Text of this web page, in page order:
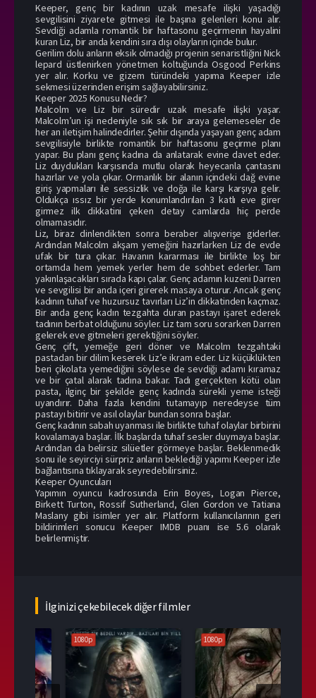
Keeper, genç bir kadının uzak mesafe ilişki yaşadığı
sevgilisini ziyarete gitmesi ile başına gelenleri konu alır.
Sevdiği adamla romantik bir haftasonu geçirmenin hayalini
kuran Liz, bir anda kendini sıra dışı olayların içinde bulur.
Gerilim dolu anların eksik olmadığı projenin senaristliğini Nick
lepard üstlenirken yönetmen koltuğunda Osgood Perkins
yer alır. Korku ve gizem türündeki yapıma Keeper izle
sekmesi üzerinden erişim sağlayabilirsiniz.
Keeper 2025 Konusu Nedir?
Malcolm ve Liz bir süredir uzak mesafe ilişki yaşar.
Malcolm’un işi nedeniyle sık sık bir araya gelemeseler de
her an iletişim halindedirler. Şehir dışında yaşayan genç adam
sevgilisiyle birlikte romantik bir haftasonu geçirme planı
yapar. Bu planı genç kadına da anlatarak evine davet eder.
Liz duydukları karşısında mutlu olarak heyecanla çantasını
hazırlar ve yola çıkar. Ormanlık bir alanın içindeki dağ evine
giriş yapmaları ile sessizlik ve doğa ile karşı karşıya gelir.
Oldukça ıssız bir yerde konumlandırılan 3 katlı eve girer
girmez ilk dikkatini çeken detay camlarda hiç perde
olmamasıdır.
Liz, biraz dinlendikten sonra beraber alışverişe giderler.
Ardından Malcolm akşam yemeğini hazırlarken Liz de evde
ufak bir tura çıkar. Havanın kararması ile birlikte loş bir
ortamda hem yemek yerler hem de sohbet ederler. Tam
yakınlaşacakları sırada kapı çalar. Genç adamın kuzeni Darren
ve sevgilisi bir anda içeri girerek masaya oturur. Ancak genç
kadının tuhaf ve huzursuz tavırları Liz’in dikkatinden kaçmaz.
Bir anda genç kadın tezgahta duran pastayı işaret ederek
tadının berbat olduğunu söyler. Liz tam soru sorarken Darren
gelerek eve gitmeleri gerektiğini söyler.
Genç çift, yemeğe geri döner ve Malcolm tezgahtaki
pastadan bir dilim keserek Liz’e ikram eder. Liz küçüklükten
beri çikolata yemediğini söylese de sevdiği adamı kıramaz
ve bir çatal alarak tadına bakar. Tadı gerçekten kötü olan
pasta, ilginç bir şekilde genç kadında sürekli yeme isteği
uyandırır. Daha fazla kendini tutamayıp neredeyse tüm
pastayı bitirir ve asıl olaylar bundan sonra başlar.
Genç kadının sabah uyanması ile birlikte tuhaf olaylar birbirini
kovalamaya başlar. İlk başlarda tuhaf sesler duymaya başlar.
Ardından da belirsiz silüetler görmeye başlar. Beklenmedik
sonu ile seyirciyi sürpriz anların beklediği yapımı Keeper izle
bağlantısına tıklayarak seyredebilirsiniz.
Keeper Oyuncuları
Yapımın oyuncu kadrosunda Erin Boyes, Logan Pierce,
Birkett Turton, Rossif Sutherland, Glen Gordon ve Tatiana
Maslany gibi isimler yer alır. Platform kullanıcılarının geri
bildirimleri sonucu Keeper IMDB puanı ise 5.6 olarak
belirlenmiştir.
İlginizi çekebilecek diğer filmler
1080p